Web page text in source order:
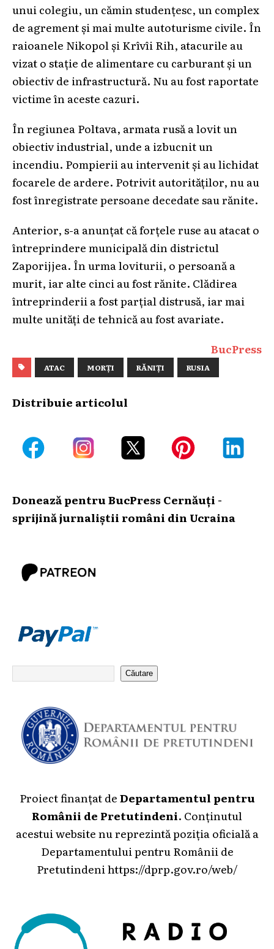
unui colegiu, un cămin studențesc, un complex
de agrement și mai multe autoturisme civile. În
raioanele Nikopol și Krîvîi Rih, atacurile au
vizat o stație de alimentare cu carburant și un
obiectiv de infrastructură. Nu au fost raportate
victime în aceste cazuri.
În regiunea Poltava, armata rusă a lovit un
obiectiv industrial, unde a izbucnit un
incendiu. Pompierii au intervenit și au lichidat
focarele de ardere. Potrivit autorităților, nu au
fost înregistrate persoane decedate sau rănite.
Anterior, s-a anunțat că forțele ruse au atacat o
întreprindere municipală din districtul
Zaporijjea. În urma loviturii, o persoană a
murit, iar alte cinci au fost rănite. Clădirea
întreprinderii a fost parțial distrusă, iar mai
multe unități de tehnică au fost avariate.
BucPress
ATAC MORȚI RĂNIȚI RUSIA
Distribuie articolul
Donează pentru BucPress Cernăuți -
sprijină jurnaliștii români din Ucraina
Căutare
Proiect finanțat deDepartamentul pentru
Românii de Pretutindeni. Conținutul
acestui website nu reprezintă poziția oficială a
Departamentului pentru Românii de
Pretutindeni https://dprp.gov.ro/web/